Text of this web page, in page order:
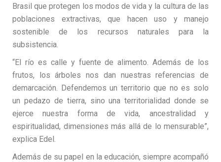
Brasil que protegen los modos de vida y la cultura de las
poblaciones extractivas, que hacen uso y manejo
sostenible de los recursos naturales para la
subsistencia.
“El río es calle y fuente de alimento. Además de los
frutos, los árboles nos dan nuestras referencias de
demarcación. Defendemos un territorio que no es solo
un pedazo de tierra, sino una territorialidad donde se
ejerce nuestra forma de vida, ancestralidad y
espiritualidad, dimensiones más allá de lo mensurable”,
explica Edel.
Además de su papel en la educación, siempre acompañó